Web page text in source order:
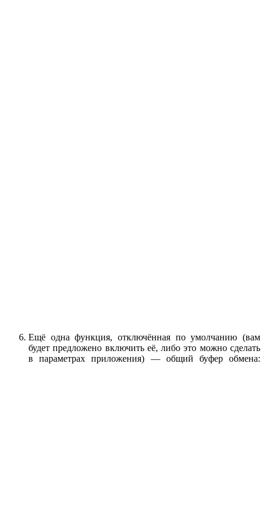
Ещё одна функция, отключённая по умолчанию (вам
будет предложено включить её, либо это можно сделать
в параметрах приложения) — общий буфер обмена: